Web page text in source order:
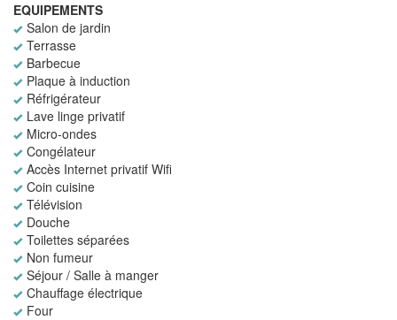
EQUIPEMENTS
Salon de jardin
Terrasse
Barbecue
Plaque à induction
Réfrigérateur
Lave linge privatif
Micro-ondes
Congélateur
Accès Internet privatif Wifi
Coin cuisine
Télévision
Douche
Toilettes séparées
Non fumeur
Séjour / Salle à manger
Chauffage électrique
Four